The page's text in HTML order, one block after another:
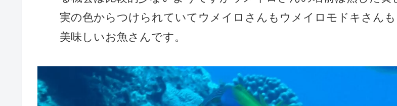
実の色からつけられていてウメイロさんもウメイロモドキさん
美味しいお魚さんです。